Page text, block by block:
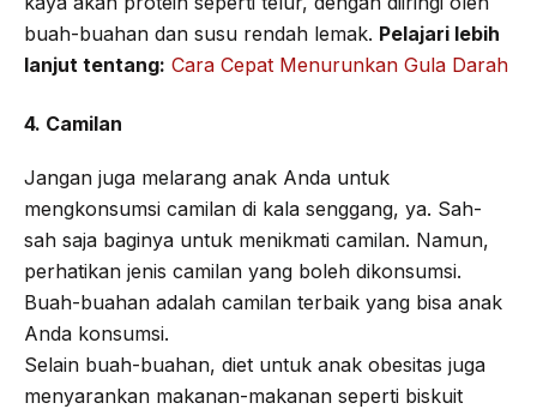
buah-buahan dan susu rendah lemak. Pelajari lebih
lanjut tentang: Cara Cepat Menurunkan Gula Darah
4. Camilan
Jangan juga melarang anak Anda untuk
mengkonsumsi camilan di kala senggang, ya. Sah-
sah saja baginya untuk menikmati camilan. Namun,
perhatikan jenis camilan yang boleh dikonsumsi.
Buah-buahan adalah camilan terbaik yang bisa anak
Anda konsumsi.
Selain buah-buahan, diet untuk anak obesitas juga
menyarankan makanan-makanan seperti biskuit